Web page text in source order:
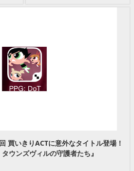
買いきりACTに意外なタイトル登場！
ウンズヴィルの守護者たち』